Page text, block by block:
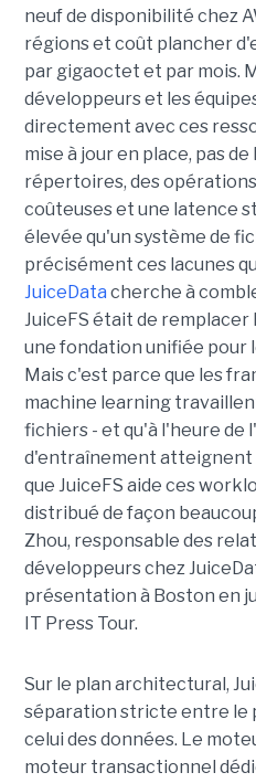
neuf de disponibilité chez
régions et coût plancher
par gigaoctet et par mois.
développeurs et les
directement avec ces
mise à jour en place, pas
répertoires, des
coûteuses et une latence
élevée qu'un système de
précisément ces lacunes
JuiceData cherche à
JuiceFS était de
une fondation unifiée pour
Mais c'est parce que les
machine learning
fichiers - et qu'à l'heure de
d'entraînement atteignent
que JuiceFS aide ces
distribué de façon
Zhou, responsable des
développeurs chez
présentation à Boston en
IT Press Tour.
Sur le plan architectural,
séparation stricte entre le
celui des données. Le
moteur transactionnel